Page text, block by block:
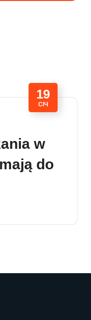
19
СІЧ
w
do